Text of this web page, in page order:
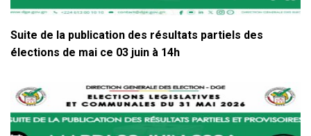
Suite de la publication des résultats partiels des
élections de mai ce 03 juin à 14h